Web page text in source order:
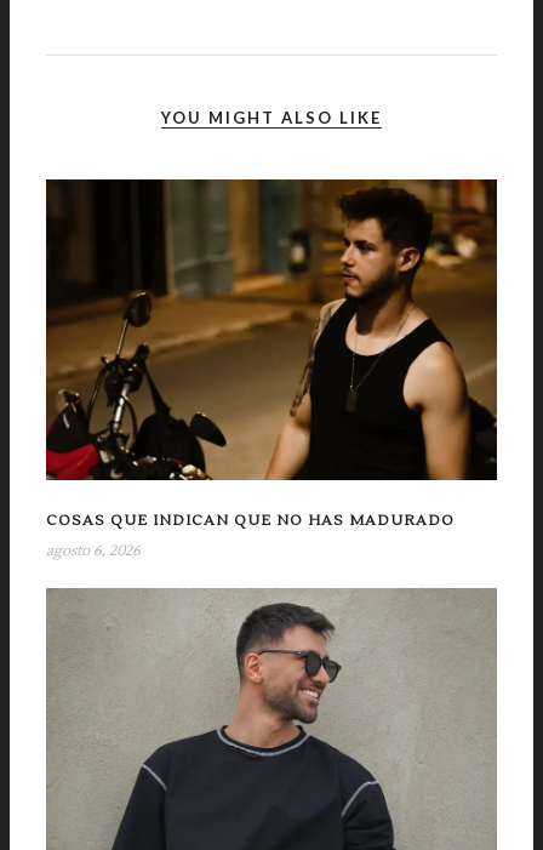
YOU MIGHT ALSO LIKE
COSAS QUE INDICAN QUE NO HAS MADURADO
agosto 6, 2026